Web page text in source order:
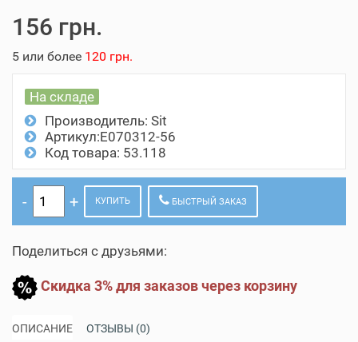
156 грн.
5 или более 120 грн.
На складе
Производитель: Sit
Артикул:Е070312-56
Код товара: 53.118
КУПИТЬ БЫСТРЫЙ ЗАКАЗ
Поделиться с друзьями:
Скидка 3% для заказов через корзину
ОПИСАНИЕ ОТЗЫВЫ (0)